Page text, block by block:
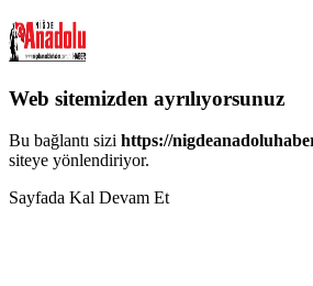
Web sitemizden ayrılıyorsunuz
Bu bağlantı sizi https://
siteye yönlendiriyor.
Sayfada Kal Devam Et